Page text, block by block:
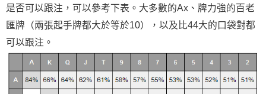
是否可以跟注，可以參考下表。大多數的Ax、牌力強的百老
匯牌（兩張起手牌都大於等於10），以及比44大的口袋對都
可以跟注。